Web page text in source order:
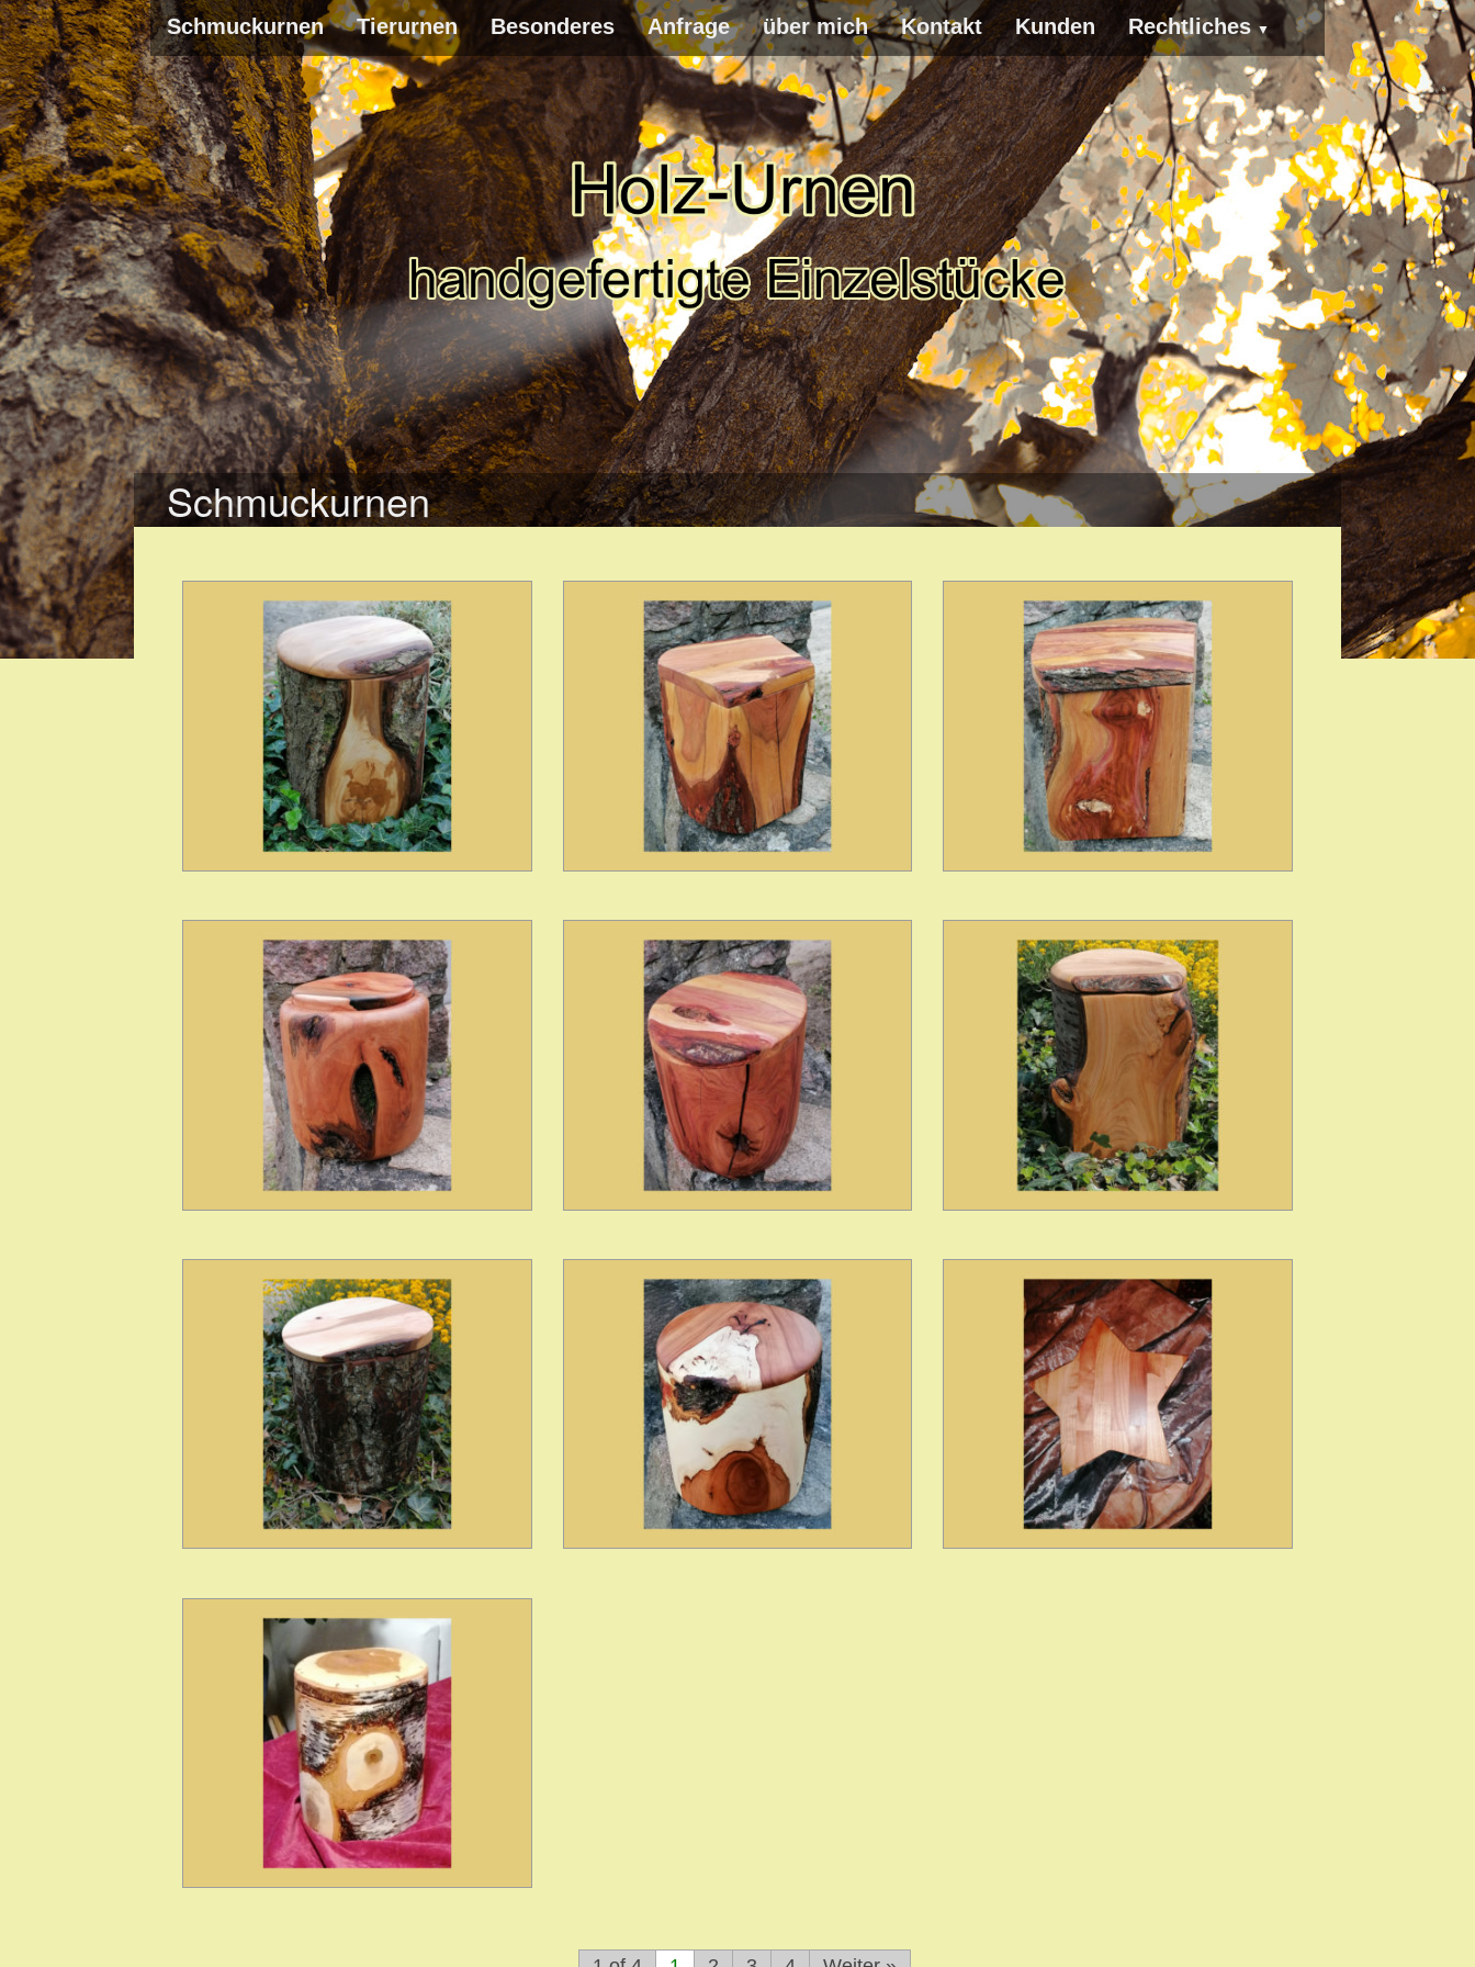
Schmuckurnen Tierurnen Besonderes Anfrage über mich Kontakt Kunden Rechtliches
WEITER
ZUM
INHALT
Schmuckurnen